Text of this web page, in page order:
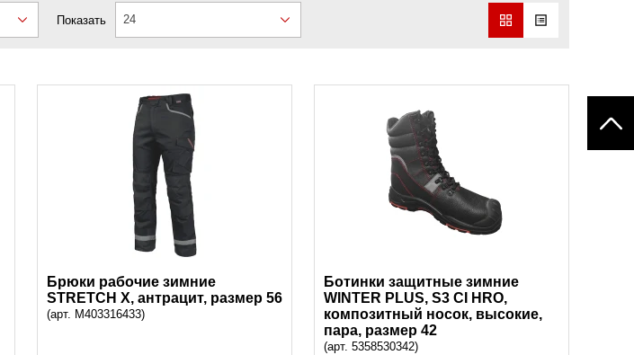
Показать 24
Брюки рабочие зимние
STRETCH X, антрацит, размер 56
(арт. M403316433)
Ботинки защитные зимние
WINTER PLUS, S3 CI HRO,
композитный носок, высокие,
пара, размер 42
(арт. 5358530342)